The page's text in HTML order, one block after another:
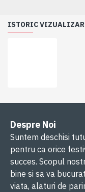
ISTORIC
Despre Noi
Suntem deschisi
pentru ca orice
succes. Scopul
bine si sa va
viata, alaturi de